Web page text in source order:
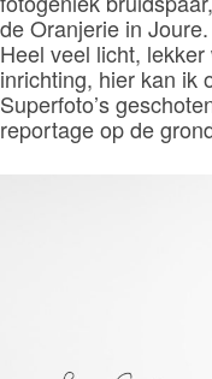
de Oranjerie in Joure.
Heel veel licht,
inrichting, hier kan ik
Superfoto’s
reportage op de